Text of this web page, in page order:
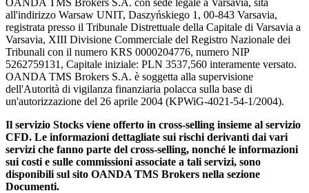
all'indirizzo Warsaw UNIT, Daszyńskiego 1, 00-843 Varsavia,
registrata presso il Tribunale Distrettuale della Capitale di Varsavia a
Varsavia, XIII Divisione Commerciale del Registro Nazionale dei
Tribunali con il numero KRS 0000204776, numero NIP
5262759131, Capitale iniziale: PLN 3537,560 interamente versato.
OANDA TMS Brokers S.A. è soggetta alla supervisione
dell'Autorità di vigilanza finanziaria polacca sulla base di
un'autorizzazione del 26 aprile 2004 (KPWiG-4021-54-1/2004).
Il servizio Stocks viene offerto in cross-selling insieme al servizio
CFD. Le informazioni dettagliate sui rischi derivanti dai vari
servizi che fanno parte del cross-selling, nonché le informazioni
sui costi e sulle commissioni associate a tali servizi, sono
disponibili sul sito OANDA TMS Brokers nella sezione
Documenti.